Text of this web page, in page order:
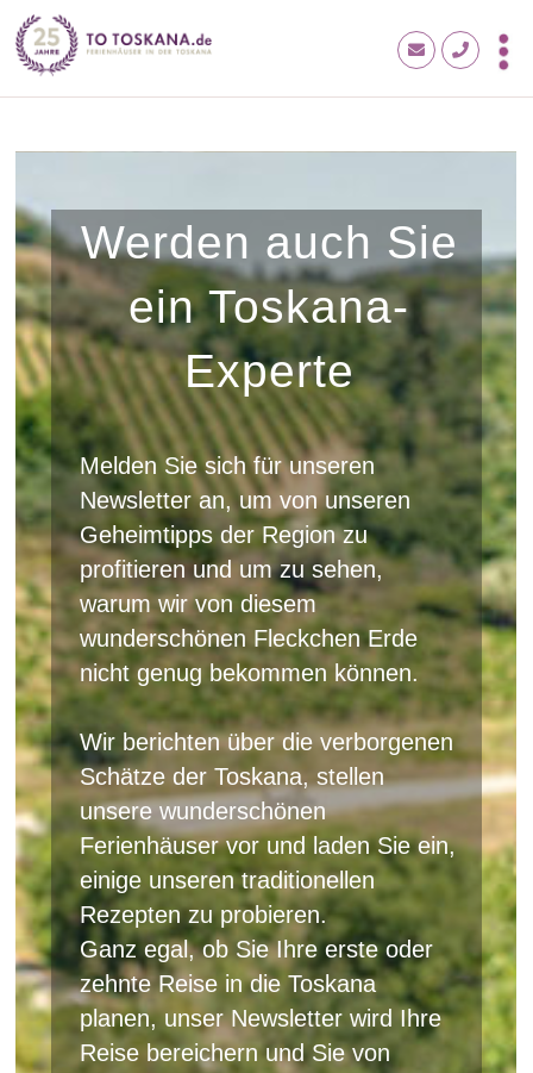
Werden auch Sie
ein Toskana-
Experte
Melden Sie sich für unseren
Newsletter an, um von unseren
Geheimtipps der Region zu
profitieren und um zu sehen,
warum wir von diesem
wunderschönen Fleckchen Erde
nicht genug bekommen können.
Wir berichten über die verborgenen
Schätze der Toskana, stellen
unsere wunderschönen
Ferienhäuser vor und laden Sie ein,
einige unseren traditionellen
Rezepten zu probieren.
Ganz egal, ob Sie Ihre erste oder
zehnte Reise in die Toskana
planen, unser Newsletter wird Ihre
Reise bereichern und Sie von